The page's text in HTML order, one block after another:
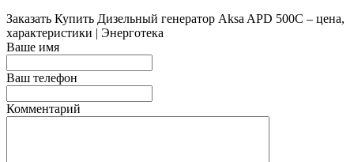
Заказать Купить Дизельный генератор Aksa APD 500C – цена,
характеристики | Энерготека
Ваше имя
Ваш телефон
Комментарий